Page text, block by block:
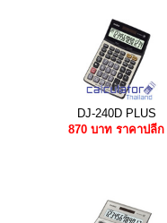
DJ-240D PLUS
870 บาท ราคาปลีก